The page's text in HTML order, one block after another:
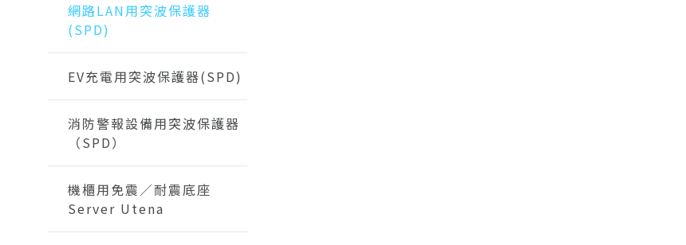
網路LAN用突波保護器
(SPD)
EV充電用突波保護器(SPD)
消防警報設備用突波保護器
（SPD）
機櫃用免震／耐震底座
Server Utena